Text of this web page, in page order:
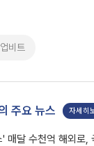
비트
주요 뉴스 자세히
매달 수천억 해외로,